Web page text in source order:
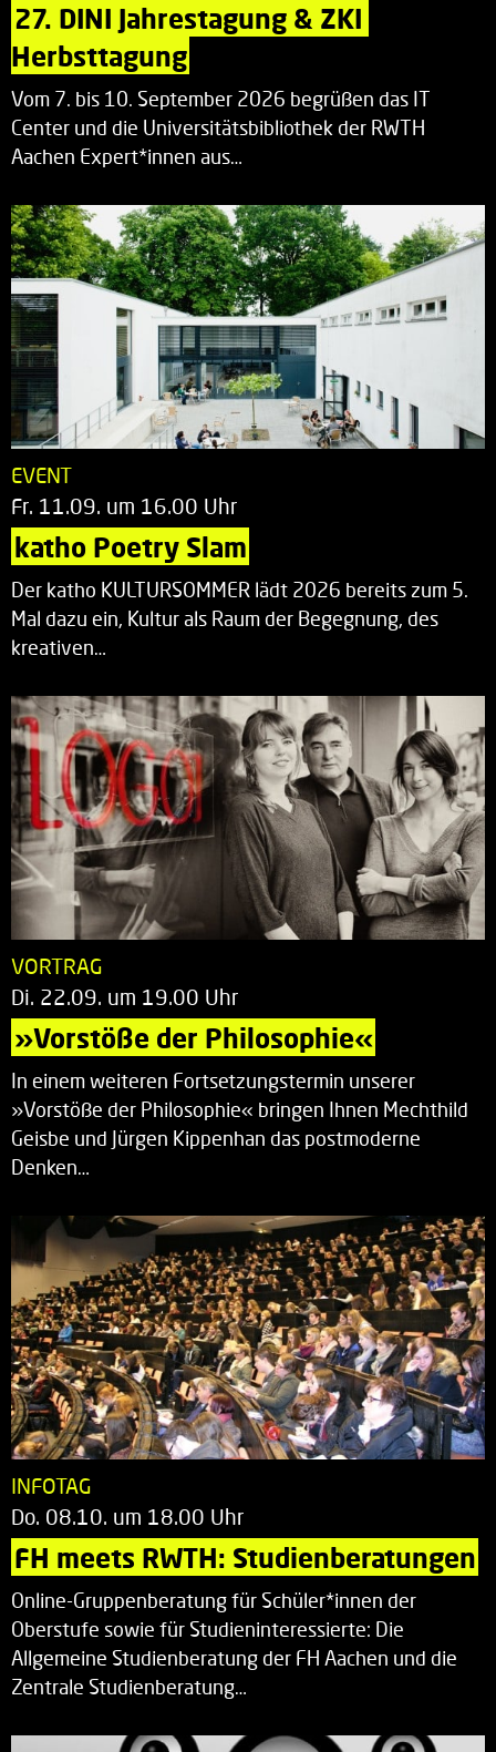
27. DINI Jahrestagung & ZKI
Herbsttagung
Vom 7. bis 10. September 2026 begrüßen das IT
Center und die Universitätsbibliothek der RWTH
Aachen Expert*innen aus…
EVENT
Fr. 11.09. um 16.00 Uhr
katho Poetry Slam
Der katho KULTURSOMMER lädt 2026 bereits zum 5.
Mal dazu ein, Kultur als Raum der Begegnung, des
kreativen…
VORTRAG
Di. 22.09. um 19.00 Uhr
»Vorstöße der Philosophie«
In einem weiteren Fortsetzungstermin unserer
»Vorstöße der Philosophie« bringen Ihnen Mechthild
Geisbe und Jürgen Kippenhan das postmoderne
Denken…
INFOTAG
Do. 08.10. um 18.00 Uhr
FH meets RWTH: Studienberatungen
Online-Gruppenberatung für Schüler*innen der
Oberstufe sowie für Studieninteressierte: Die
Allgemeine Studienberatung der FH Aachen und die
Zentrale Studienberatung…